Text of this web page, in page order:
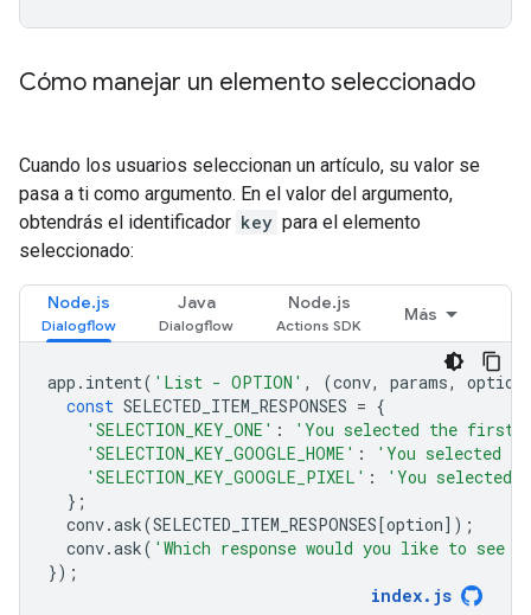
Cómo manejar un elemento seleccionado
Cuando los usuarios seleccionan un artículo, su valor se
pasa a ti como argumento. En el valor del argumento,
obtendrás el identificador key para el elemento
seleccionado:
Node.js Java Node.js
Más
app . intent( 'List - OPTION' , (conv, params, option
const SELECTED_ITEM_RESPONSES = {
'SELECTION_KEY_ONE' :
'You selected the first
'SELECTION_KEY_GOOGLE_HOME' :
'You selected
'SELECTION_KEY_GOOGLE_PIXEL' :
'You selected
};
conv.ask(SELECTED_ITEM_RESPONSES[option]);
conv.ask( 'Which response would you like to see
});
index. js